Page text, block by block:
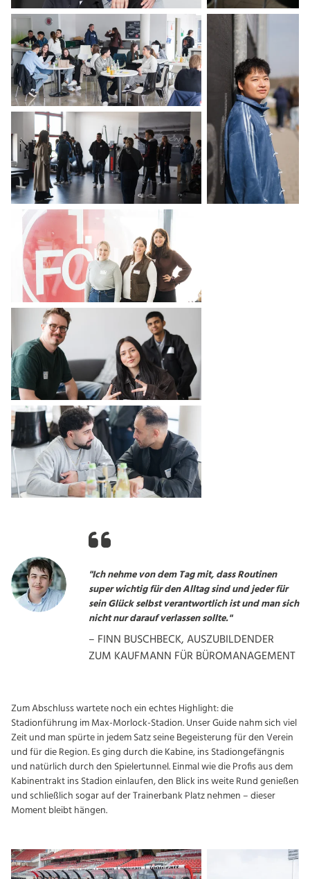
"Ich nehme von dem Tag mit, dass Routinen
super wichtig für den Alltag sind und jeder für
sein Glück selbst verantwortlich ist und man sich
nicht nur darauf verlassen sollte."
– FINN BUSCHBECK, AUSZUBILDENDER
ZUM KAUFMANN FÜR BÜROMANAGEMENT
Zum Abschluss wartete noch ein echtes Highlight: die
Stadionführung im Max-Morlock-Stadion. Unser Guide nahm sich viel
Zeit und man spürte in jedem Satz seine Begeisterung für den Verein
und für die Region. Es ging durch die Kabine, ins Stadiongefängnis
und natürlich durch den Spielertunnel. Einmal wie die Profis aus dem
Kabinentrakt ins Stadion einlaufen, den Blick ins weite Rund genießen
und schließlich sogar auf der Trainerbank Platz nehmen – dieser
Moment bleibt hängen.